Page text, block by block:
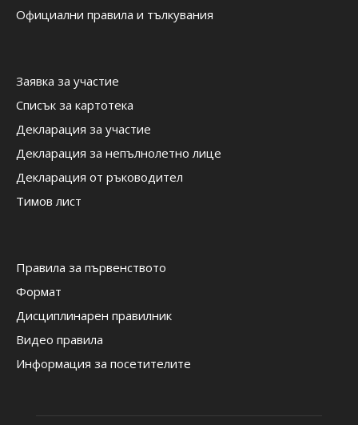
Официални правила и тълкувания
Заявка за участие
Списък за картотека
Декларация за участие
Декларация за непълнолетно лице
Декларация от ръководител
Тимов лист
Правила за първенството
Формат
Дисциплинарен правилник
Видео правила
Информация за посетителите